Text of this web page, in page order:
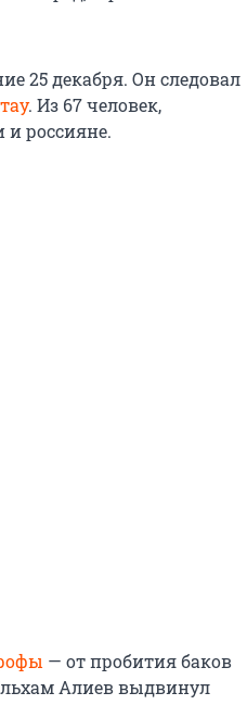
25 декабря. Он следовал
. Из 67 человек,
и россияне.
— от пробития баков
Алиев выдвинул